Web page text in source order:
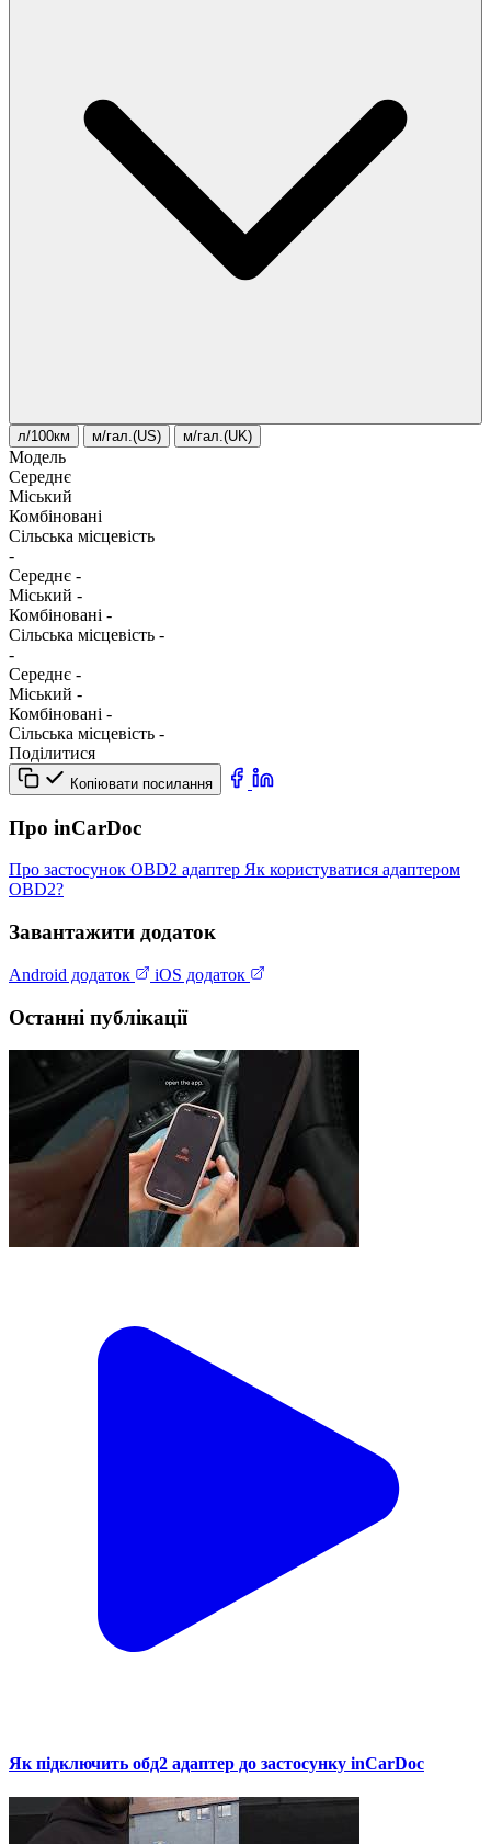
л/100км м/гал.(US) м/гал.(UK)
Модель
Середнє
Міський
Комбіновані
Сільська місцевість
-
Середнє -
Міський -
Комбіновані -
Сільська місцевість -
-
Середнє -
Міський -
Комбіновані -
Сільська місцевість -
Поділитися
Копіювати посилання
Про inCarDoc
Про застосунок OBD2 адаптер Як користуватися адаптером
OBD2?
Завантажити додаток
Android додаток iOS додаток
Останні публікації
Як підключить обд2 адаптер до застосунку inCarDoc